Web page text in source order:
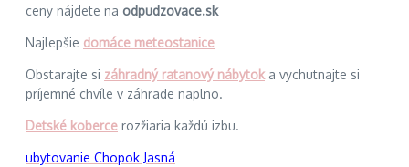
ceny nájdete na odpudzovace.sk
Najlepšie domáce meteostanice
Obstarajte si záhradný ratanový nábytok a vychutnajte si
príjemné chvíle v záhrade naplno.
Detské koberce rozžiaria každú izbu.
ubytovanie Chopok Jasná